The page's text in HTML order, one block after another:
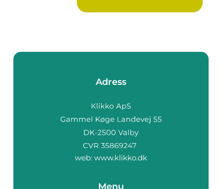
Adress
web: www.klikko.dk
Menu